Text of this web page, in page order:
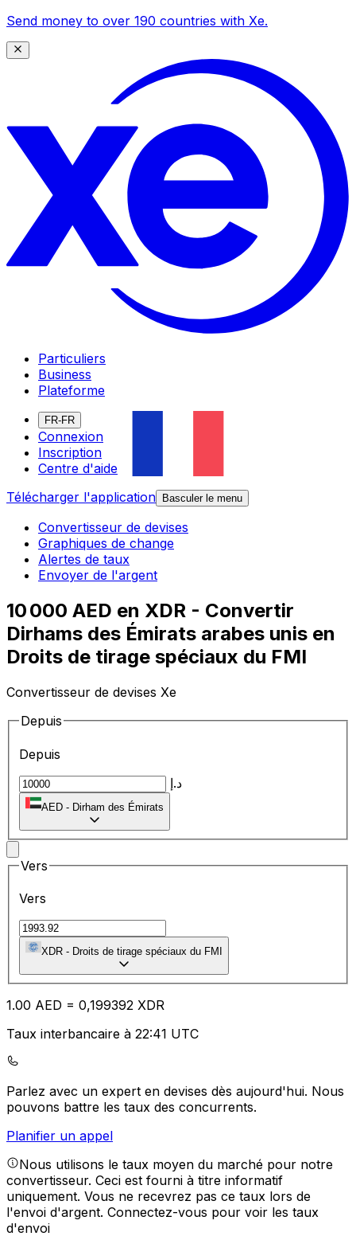
Send money to over 190 countries with Xe.
Particuliers
Business
Plateforme
FR-FR
Connexion
Inscription
Centre d'aide
Télécharger l'application
Basculer le menu
Convertisseur de devises
Graphiques de change
Alertes de taux
Envoyer de l'argent
10 000 AED en XDR - Convertir
Dirhams des Émirats arabes unis en
Droits de tirage spéciaux du FMI
Convertisseur de devises Xe
Depuis
Depuis
د.إ
AED - Dirham des Émirats
Vers
Vers
XDR - Droits de tirage spéciaux du FMI
1.00 AED = 0,199392 XDR
Taux interbancaire à 22:41 UTC
Parlez avec un expert en devises dès aujourd'hui. Nous
pouvons battre les taux des concurrents.
Planifier un appel
Nous utilisons le taux moyen du marché pour notre
convertisseur. Ceci est fourni à titre informatif
uniquement. Vous ne recevrez pas ce taux lors de
l'envoi d'argent. Connectez-vous pour voir les taux
d'envoi